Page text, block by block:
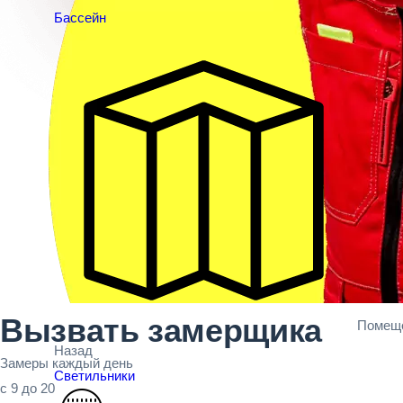
Бассейн
Назад
Светильники
Вызвать замерщика
Замеры каждый день
с 9 до 20